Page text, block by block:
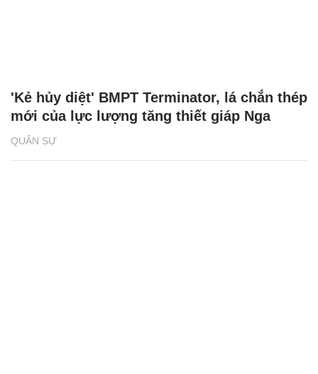
QUÂN SỰ
'Kẻ hủy diệt' BMPT Terminator, lá chắn thép
mới của lực lượng tăng thiết giáp Nga